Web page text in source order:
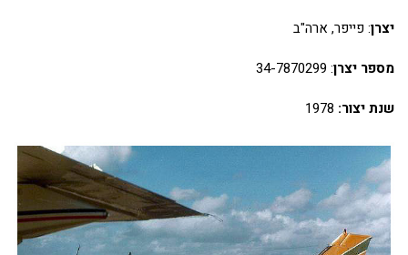
יצרן: פייפר, ארה"ב
מספר יצרן: 34-7870299
שנת יצור: